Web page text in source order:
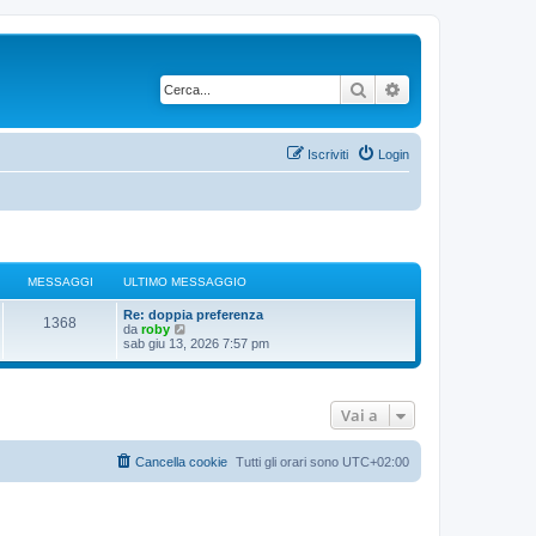
Cerca
Login
Iscriviti
MESSAGGI ULTIMO MESSAGGIO
1368
Re: doppia preferenza
da roby
e
i
m
o
m
e
sab giu 13, 2026 7:57 pm
Vai a
Tutti gli orari sono UTC+02:00
Cancella cookie